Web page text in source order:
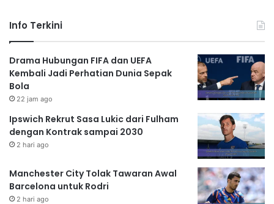
Info Terkini
Drama Hubungan FIFA dan UEFA
Kembali Jadi Perhatian Dunia Sepak
Bola
22 jam ago
Ipswich Rekrut Sasa Lukic dari Fulham
dengan Kontrak sampai 2030
2 hari ago
Manchester City Tolak Tawaran Awal
Barcelona untuk Rodri
2 hari ago